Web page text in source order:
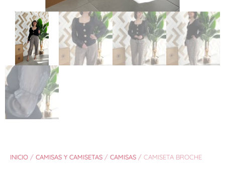
INICIO / CAMISAS Y CAMISETAS / CAMISAS / CAMISETA BROCHE